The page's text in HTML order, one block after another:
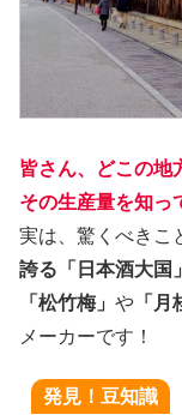
皆さん、どこの地
その生産量を知っ
実は、驚くべきこ
誇る「日本酒大国」
「松竹梅」 や 「月
メーカーです！
発見！豆知識